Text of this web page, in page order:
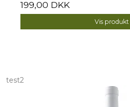
199,00 DKK
Vis produkt
test2